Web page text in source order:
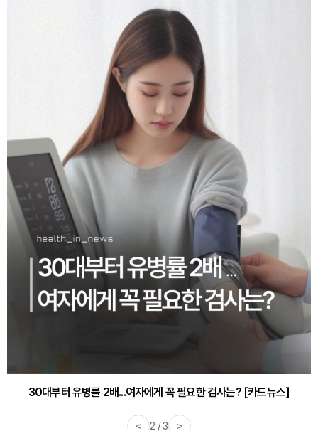
30대부터 유병률 2배...여자에게 꼭 필요한 검사는? [카드뉴스]
감기·독감 예방하고 면역력 높이는 4가지 영양제 [카드뉴스]
< 2 / 3 >